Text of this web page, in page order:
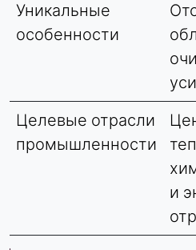
Уникальные
особенности
Целевые отрасли
промышленности
и